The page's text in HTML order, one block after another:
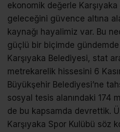
ekonomik değerle Karşıyaka
geleceğini güvence altına
kaynağı hayalimiz var. Bu
güçlü bir biçimde
Karşıyaka Belediyesi, stat
metrekarelik hissesini 6
Büyükşehir Belediyesi’ne
sosyal tesis alanındaki 174
de bu kapsamda devrettik.
Karşıyaka Spor Kulübü söz